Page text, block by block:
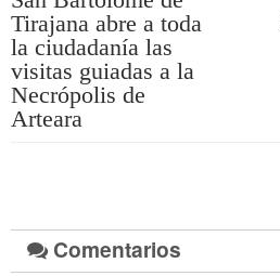
Tirajana abre a toda
la ciudadanía las
visitas guiadas a la
Necrópolis de
Arteara
Comentarios